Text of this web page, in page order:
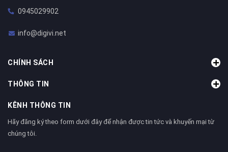
0945029902
info@digivi.net
CHÍNH SÁCH
THÔNG TIN
KÊNH THÔNG TIN
Hãy đăng ký theo form dưới đây để nhận được tin tức và khuyến mại từ
chúng tôi.